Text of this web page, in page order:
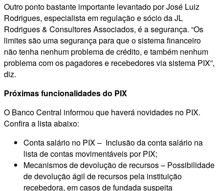
Outro ponto bastante importante levantado por José Luiz
Rodrigues, especialista em regulação e sócio da JL
Rodrigues & Consultores Associados, é a segurança. “Os
limites são uma segurança para que o sistema financeiro
não tenha nenhum problema de crédito, e também nenhum
problema com os pagadores e recebedores via sistema PIX”,
diz.
Próximas funcionalidades do PIX
O Banco Central informou que haverá novidades no PIX.
Confira a lista abaixo:
Conta salário no PIX – Inclusão da conta salário na
lista de contas movimentáveis por PIX;
Mecanismos de devolução de recursos – Possibilidade
de devolução ágil de recursos pela instituição
recebedora, em casos de fundada suspeita